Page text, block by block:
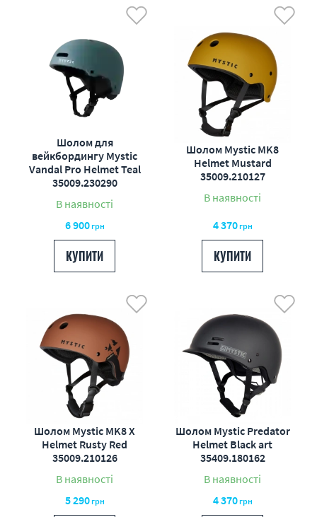
Шолом для
вейкбордингу Mystic
Vandal Pro Helmet Teal
35009.230290
В наявності
6 900грн
КУПИТИ
Шолом Mystic MK8
Helmet Mustard
35009.210127
В наявності
4 370грн
КУПИТИ
Шолом Mystic MK8 X
Helmet Rusty Red
35009.210126
В наявності
5 290грн
Шолом Mystic Predator
Helmet Black art
35409.180162
В наявності
4 370грн